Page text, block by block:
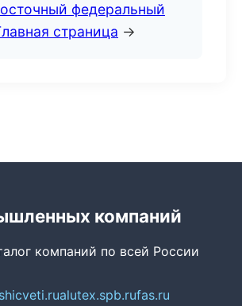
федеральный
страница →
компаний
компаний по всей России
alutex.spb.rufas.ru